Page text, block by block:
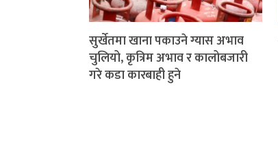
सुर्खेतमा खाना पकाउने ग्यास अभाव
चुलियो, कृत्रिम अभाव र कालोबजारी
गरे कडा कारबाही हुने